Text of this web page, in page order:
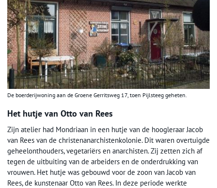
De boerderijwoning aan de Groene Gerritsweg 17, toen Pijlsteeg geheten.
Het hutje van Otto van Rees
Zijn atelier had Mondriaan in een hutje van de hoogleraar Jacob
van Rees van de christenanarchistenkolonie. Dit waren overtuigde
geheelonthouders, vegetariërs en anarchisten. Zij zetten zich af
tegen de uitbuiting van de arbeiders en de onderdrukking van
vrouwen. Het hutje was gebouwd voor de zoon van Jacob van
Rees, de kunstenaar Otto van Rees. In deze periode werkte